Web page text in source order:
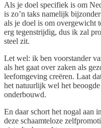
Als je doel specifiek is om
is zo’n taks namelijk
als je doel is om overgewicht
erg tegenstrijdig, dus ik zal
steel zit.
Let wel: ik ben voorstander
als het gaat over zaken als
leefomgeving creëren. Laat
het natuurlijk wel het
onderbouwd.
En daar schort het nogal aan
deze schaamteloze